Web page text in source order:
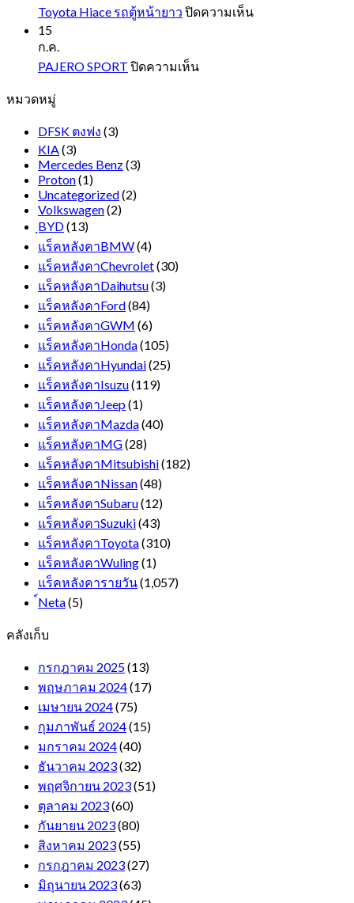
Toyota Hiace รถตู้หน้ายาว ปิดความเห็นบน
15
ก.ค.
PAJERO SPORT ปิดความเห็นบน
หมวดหมู่
DFSK ตงฟง (3)
KIA(3)
Mercedes Benz(3)
Proton(1)
Uncategorized(2)
Volkswagen(2)
ฺBYD(13)
แร็คหลังคาBMW(4)
แร็คหลังคาChevrolet(30)
แร็คหลังคาDaihutsu(3)
แร็คหลังคาFord(84)
แร็คหลังคาGWM (6)
แร็คหลังคาHonda(105)
แร็คหลังคาHyundai(25)
แร็คหลังคาIsuzu(119)
แร็คหลังคาJeep(1)
แร็คหลังคาMazda(40)
แร็คหลังคาMG(28)
แร็คหลังคาMitsubishi(182)
แร็คหลังคาNissan(48)
แร็คหลังคาSubaru(12)
แร็คหลังคาSuzuki(43)
แร็คหลังคาToyota(310)
แร็คหลังคาWuling(1)
แร็คหลังคารายวัน(1,057)
์Neta(5)
คลังเก็บ
กรกฎาคม 2025(13)
พฤษภาคม 2024(17)
เมษายน 2024(75)
กุมภาพันธ์ 2024(15)
มกราคม 2024(40)
ธันวาคม 2023(32)
พฤศจิกายน 2023(51)
ตุลาคม 2023(60)
กันยายน 2023(80)
สิงหาคม 2023(55)
กรกฎาคม 2023(27)
มิถุนายน 2023(63)